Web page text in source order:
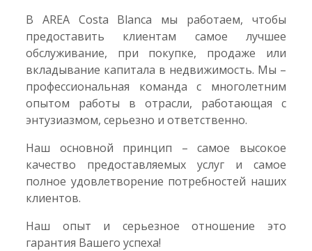
В AREA Costa Blanca мы работаем, чтобы
предоставить клиентам самое лучшее
обслуживание, при покупке, продаже или
вкладывание капитала в недвижимость. Мы –
профессиональная команда с многолетним
опытом работы в отрасли, работающая с
энтузиазмом, серьезно и ответственно.
Наш основной принцип – самое высокое
качество предоставляемых услуг и самое
полное удовлетворение потребностей наших
клиентов.
Наш опыт и серьезное отношение это
гарантия Вашего успеха!